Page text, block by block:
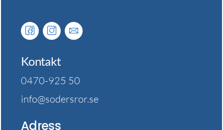
Kontakt
0470-925 50
info@sodersror.se
Adress